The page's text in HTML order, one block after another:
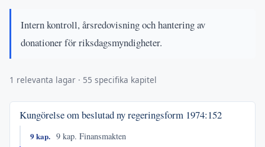
Intern kontroll, årsredovisning och hantering av
donationer för riksdagsmyndigheter.
1 relevanta lagar · 55 specifika kapitel
Kungörelse om beslutad ny regeringsform 1974:152
9 kap. 9 kap. Finansmakten